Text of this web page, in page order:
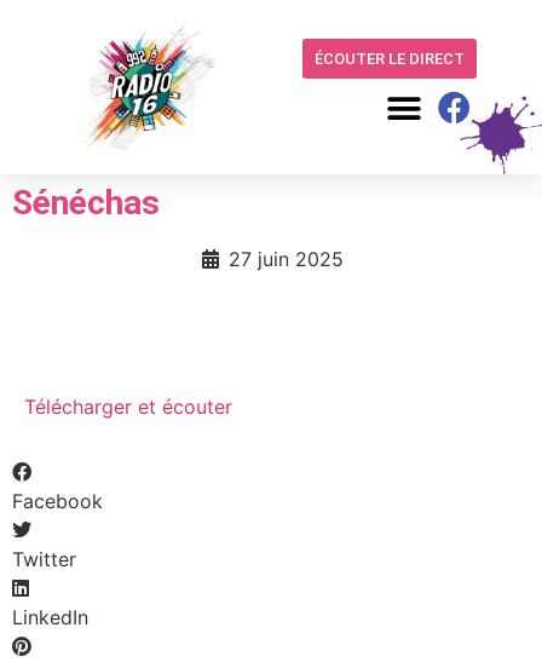
ÉCOUTER LE DIRECT
Sénéchas
27 juin 2025
Télécharger et écouter
Facebook
Twitter
LinkedIn